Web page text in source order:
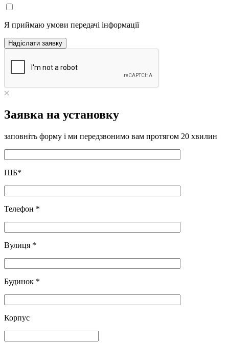
Я приймаю умови передачі інформації
Надіслати заявку
Заявка на установку
заповніть форму і ми передзвонимо вам протягом 20 хвилин
ПІБ*
Телефон *
Вулиця *
Будинок *
Корпус